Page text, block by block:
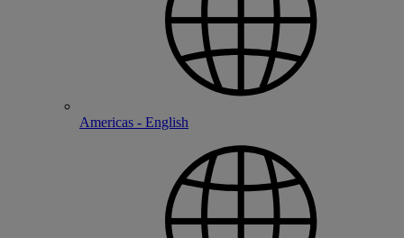
Americas - English